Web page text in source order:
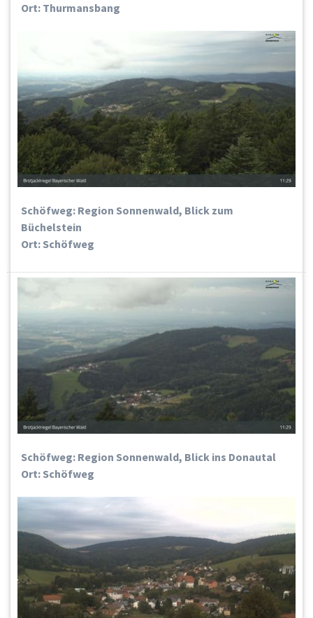
Ort: Thurmansbang
Schöfweg: Region Sonnenwald, Blick zum
Büchelstein
Ort: Schöfweg
Schöfweg: Region Sonnenwald, Blick ins Donautal
Ort: Schöfweg